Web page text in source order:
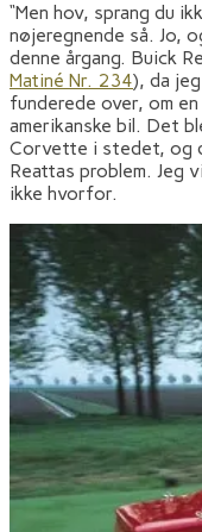
“Men hov, sprang du
nøjeregnende så. Jo,
denne årgang. Buick
Matiné Nr. 234), da
funderede over, om
amerikanske bil. Det
Corvette i stedet, og
Reattas problem. Jeg
ikke hvorfor.